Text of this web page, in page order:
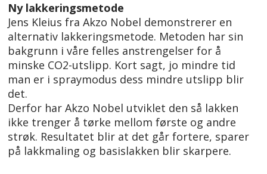
Ny lakkeringsmetode
Jens Kleius fra Akzo Nobel demonstrerer en
alternativ lakkeringsmetode. Metoden har sin
bakgrunn i våre felles anstrengelser for å
minske CO2-utslipp. Kort sagt, jo mindre tid
man er i spraymodus dess mindre utslipp blir
det.
Derfor har Akzo Nobel utviklet den så lakken
ikke trenger å tørke mellom første og andre
strøk. Resultatet blir at det går fortere, sparer
på lakkmaling og basislakken blir skarpere.